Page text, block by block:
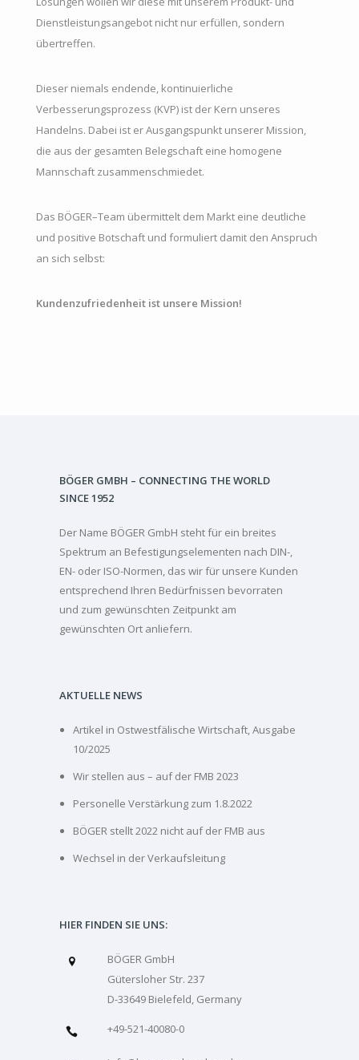
Dienstleistungsangebot nicht nur erfüllen, sondern
übertreffen.
Dieser niemals endende, kontinuierliche
Verbesserungsprozess (KVP) ist der Kern unseres
Handelns. Dabei ist er Ausgangspunkt unserer Mission,
die aus der gesamten Belegschaft eine homogene
Mannschaft zusammenschmiedet.
Das BÖGER–Team übermittelt dem Markt eine deutliche
und positive Botschaft und formuliert damit den Anspruch
an sich selbst:
Kundenzufriedenheit ist unsere Mission!
BÖGER GMBH – CONNECTING THE WORLD
SINCE 1952
Der Name BÖGER GmbH steht für ein breites
Spektrum an Befestigungselementen nach DIN-,
EN- oder ISO-Normen, das wir für unsere Kunden
entsprechend Ihren Bedürfnissen bevorraten
und zum gewünschten Zeitpunkt am
gewünschten Ort anliefern.
AKTUELLE NEWS
Artikel in Ostwestfälische Wirtschaft, Ausgabe
10/2025
Wir stellen aus – auf der FMB 2023
Personelle Verstärkung zum 1.8.2022
BÖGER stellt 2022 nicht auf der FMB aus
Wechsel in der Verkaufsleitung
HIER FINDEN SIE UNS:
BÖGER GmbH
Gütersloher Str. 237
D-33649 Bielefeld, Germany
+49-521-40080-0